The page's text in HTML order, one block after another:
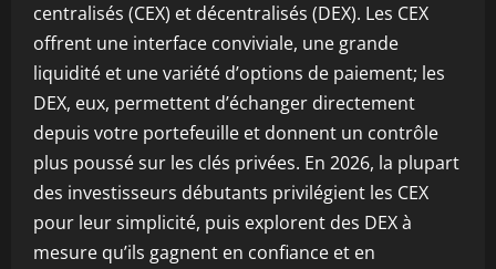
centralisés (CEX) et décentralisés (DEX). Les CEX
offrent une interface conviviale, une grande
liquidité et une variété d’options de paiement; les
DEX, eux, permettent d’échanger directement
depuis votre portefeuille et donnent un contrôle
plus poussé sur les clés privées. En 2026, la plupart
des investisseurs débutants privilégient les CEX
pour leur simplicité, puis explorent des DEX à
mesure qu’ils gagnent en confiance et en